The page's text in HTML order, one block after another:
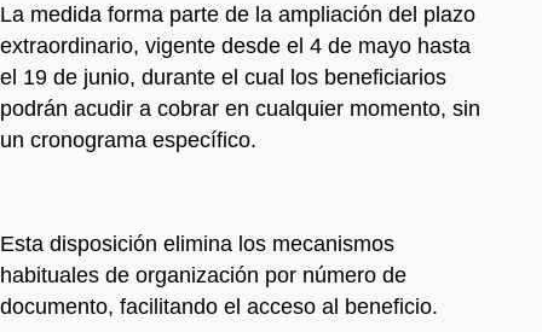
La medida forma parte de la ampliación del plazo
extraordinario, vigente desde el 4 de mayo hasta
el 19 de junio, durante el cual los beneficiarios
podrán acudir a cobrar en cualquier momento, sin
un cronograma específico.
Esta disposición elimina los mecanismos
habituales de organización por número de
documento, facilitando el acceso al beneficio.